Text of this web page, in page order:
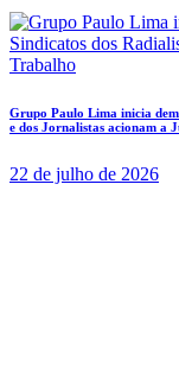
Grupo Paulo Lima inicia
e dos Jornalistas acionam a
22 de julho de 2026